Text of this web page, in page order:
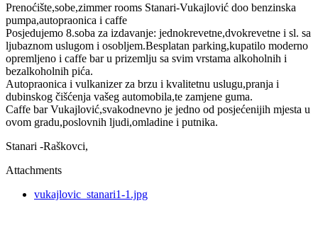
Prenoćište,sobe,zimmer rooms Stanari-Vukajlović doo benzinska
pumpa,autopraonica i caffe
Posjedujemo 8.soba za izdavanje: jednokrevetne,dvokrevetne i sl. sa
ljubaznom uslugom i osobljem.Besplatan parking,kupatilo moderno
opremljeno i caffe bar u prizemlju sa svim vrstama alkoholnih i
bezalkoholnih pića.
Autopraonica i vulkanizer za brzu i kvalitetnu uslugu,pranja i
dubinskog čišćenja vašeg automobila,te zamjene guma.
Caffe bar Vukajlović,svakodnevno je jedno od posjećenijih mjesta u
ovom gradu,poslovnih ljudi,omladine i putnika.
Stanari -Raškovci,
Attachments
vukajlovic_stanari1-1.jpg